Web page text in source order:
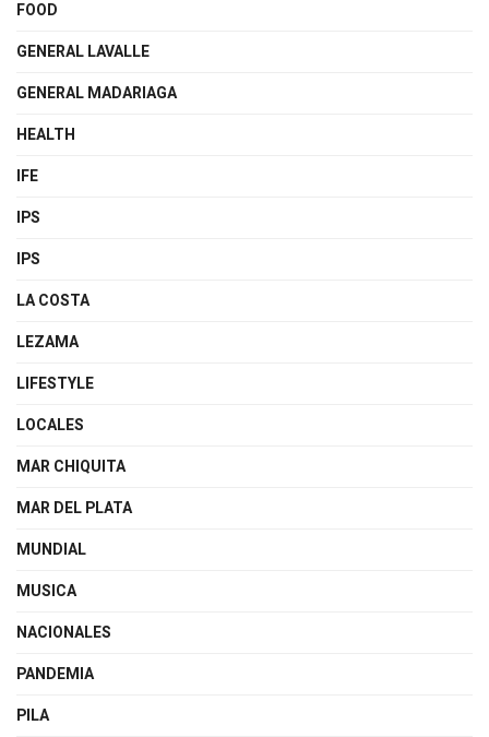
FOOD
GENERAL LAVALLE
GENERAL MADARIAGA
HEALTH
IFE
IPS
IPS
LA COSTA
LEZAMA
LIFESTYLE
LOCALES
MAR CHIQUITA
MAR DEL PLATA
MUNDIAL
MUSICA
NACIONALES
PANDEMIA
PILA